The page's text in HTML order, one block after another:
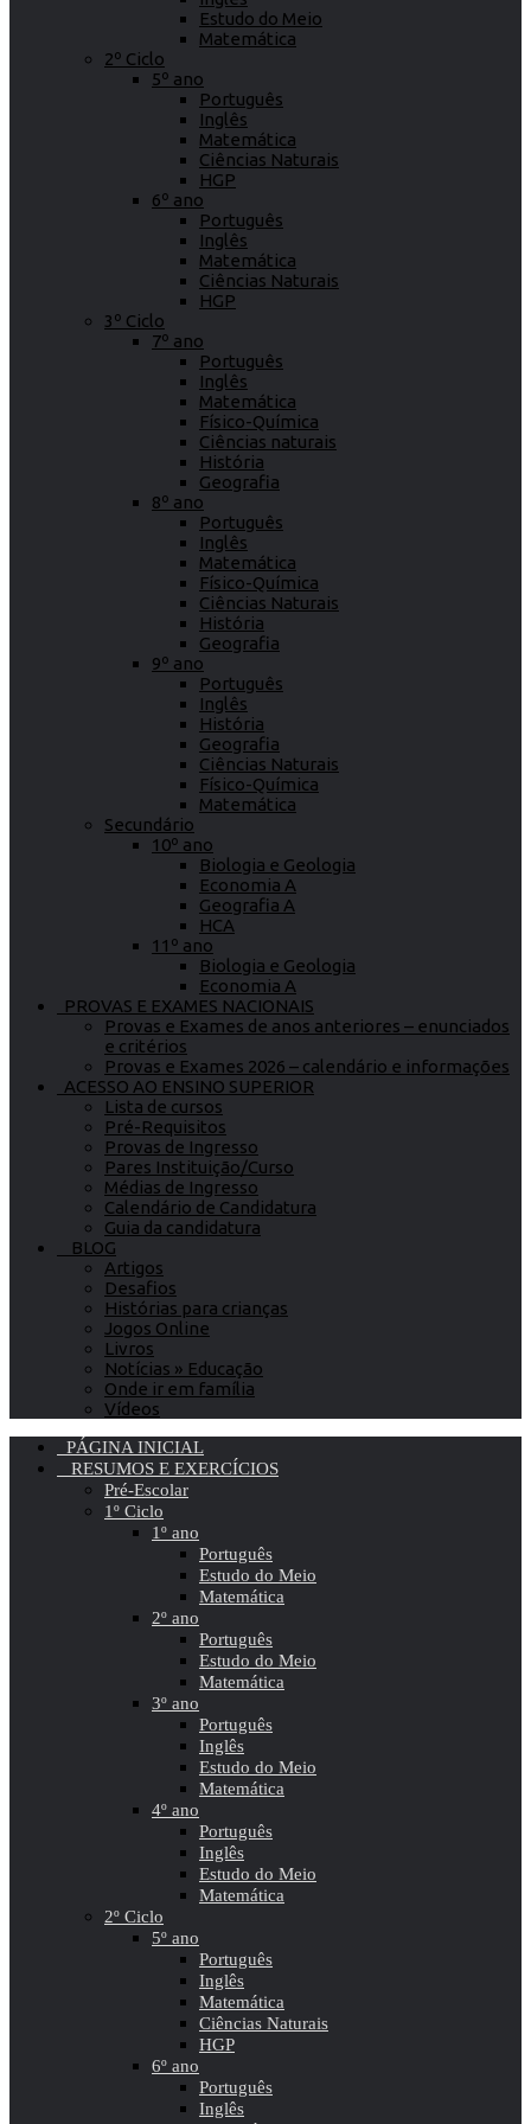
Estudo do Meio
Matemática
2º Ciclo
5º ano
Português
Inglês
Matemática
Ciências Naturais
HGP
6º ano
Português
Inglês
Matemática
Ciências Naturais
HGP
3º Ciclo
7º ano
Português
Inglês
Matemática
Físico-Química
Ciências naturais
História
Geografia
8º ano
Português
Inglês
Matemática
Físico-Química
Ciências Naturais
História
Geografia
9º ano
Português
Inglês
História
Geografia
Ciências Naturais
Físico-Química
Matemática
Secundário
10º ano
Biologia e Geologia
Economia A
Geografia A
HCA
11º ano
Biologia e Geologia
Economia A
PROVAS E EXAMES NACIONAIS
Provas e Exames de anos anteriores – enunciados
e critérios
Provas e Exames 2026 – calendário e informações
ACESSO AO ENSINO SUPERIOR
Lista de cursos
Pré-Requisitos
Provas de Ingresso
Pares Instituição/Curso
Médias de Ingresso
Calendário de Candidatura
Guia da candidatura
BLOG
Artigos
Desafios
Histórias para crianças
Jogos Online
Livros
Notícias » Educação
Onde ir em família
Vídeos
PÁGINA INICIAL
RESUMOS E EXERCÍCIOS
Pré-Escolar
1º Ciclo
1º ano
Português
Estudo do Meio
Matemática
2º ano
Português
Estudo do Meio
Matemática
3º ano
Português
Inglês
Estudo do Meio
Matemática
4º ano
Português
Inglês
Estudo do Meio
Matemática
2º Ciclo
5º ano
Português
Inglês
Matemática
Ciências Naturais
HGP
6º ano
Português
Inglês